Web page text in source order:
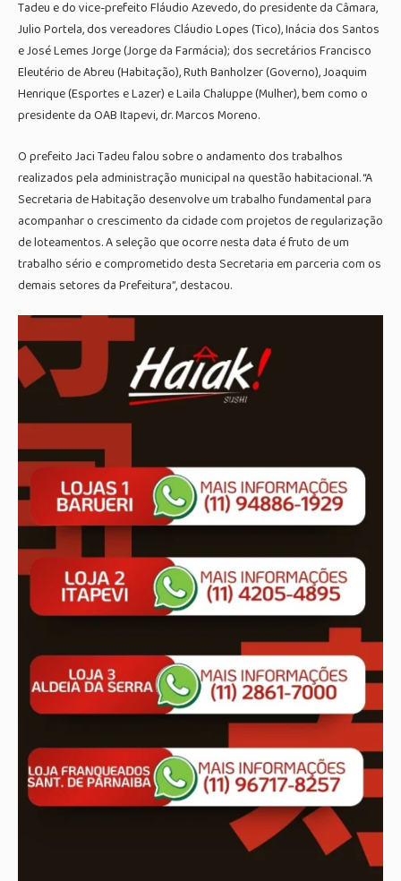
Tadeu e do vice-prefeito Fláudio Azevedo, do presidente da Câmara,
Julio Portela, dos vereadores Cláudio Lopes (Tico), Inácia dos Santos
e José Lemes Jorge (Jorge da Farmácia); dos secretários Francisco
Eleutério de Abreu (Habitação), Ruth Banholzer (Governo), Joaquim
Henrique (Esportes e Lazer) e Laila Chaluppe (Mulher), bem como o
presidente da OAB Itapevi, dr. Marcos Moreno.
O prefeito Jaci Tadeu falou sobre o andamento dos trabalhos
realizados pela administração municipal na questão habitacional. “A
Secretaria de Habitação desenvolve um trabalho fundamental para
acompanhar o crescimento da cidade com projetos de regularização
de loteamentos. A seleção que ocorre nesta data é fruto de um
trabalho sério e comprometido desta Secretaria em parceria com os
demais setores da Prefeitura”, destacou.